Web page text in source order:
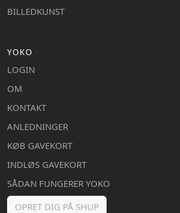
BILLEDKUNST
YOKO
LOGIN
OM
KONTAKT
ANLEDNINGER
KØB GAVEKORT
INDLØS GAVEKORT
SÅDAN FUNGERER YOKO
OPRET DIG PÅ SHUP